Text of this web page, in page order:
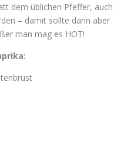
dem üblichen Pfeffer, auch
– damit sollte dann aber
man mag es HOT!